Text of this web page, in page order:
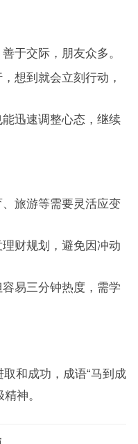
于交际，朋友众多。
想到就会立刻行动，
能迅速调整心态，继续
旅游等需要灵活应变
财规划，避免因冲动
易三分钟热度，需学
和成功，成语“马到成
神。